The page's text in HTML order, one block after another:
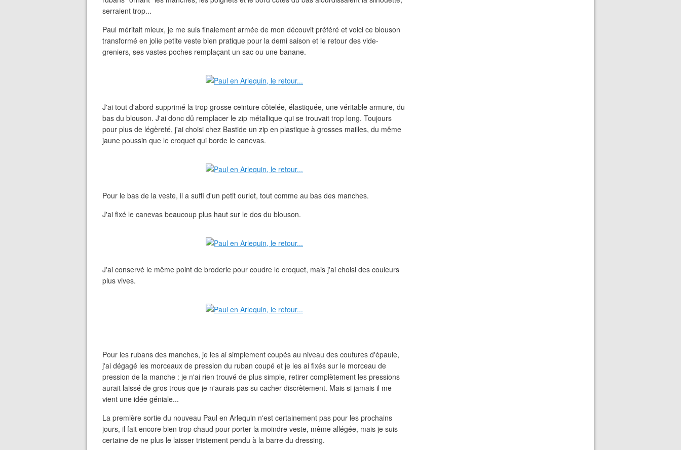
serraient trop...
Paul méritait mieux, je me suis finalement armée de mon découvit préféré et voici ce blouson
transformé en jolie petite veste bien pratique pour la demi saison et le retour des vide-
greniers, ses vastes poches remplaçant un sac ou une banane.
J'ai tout d'abord supprimé la trop grosse ceinture côtelée, élastiquée, une véritable armure, du
bas du blouson. J'ai donc dû remplacer le zip métallique qui se trouvait trop long. Toujours
pour plus de légèreté, j'ai choisi chez Bastide un zip en plastique à grosses mailles, du même
jaune poussin que le croquet qui borde le canevas.
Pour le bas de la veste, il a suffi d'un petit ourlet, tout comme au bas des manches.
J'ai fixé le canevas beaucoup plus haut sur le dos du blouson.
J'ai conservé le même point de broderie pour coudre le croquet, mais j'ai choisi des couleurs
plus vives.
Pour les rubans des manches, je les ai simplement coupés au niveau des coutures d'épaule,
j'ai dégagé les morceaux de pression du ruban coupé et je les ai fixés sur le morceau de
pression de la manche : je n'ai rien trouvé de plus simple, retirer complètement les pressions
aurait laissé de gros trous que je n'aurais pas su cacher discrètement. Mais si jamais il me
vient une idée géniale...
La première sortie du nouveau Paul en Arlequin n'est certainement pas pour les prochains
jours, il fait encore bien trop chaud pour porter la moindre veste, même allégée, mais je suis
certaine de ne plus le laisser tristement pendu à la barre du dressing.